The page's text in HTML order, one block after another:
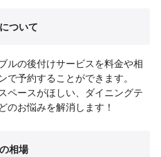
ついて
ルの後付けサービスを料金や相
予約することができます。
ペースがほしい、ダイニングテ
のお悩みを解消します！
相場